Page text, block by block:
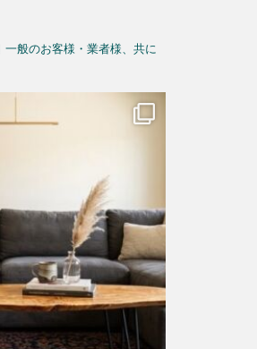
一般のお客様・業者様、共に